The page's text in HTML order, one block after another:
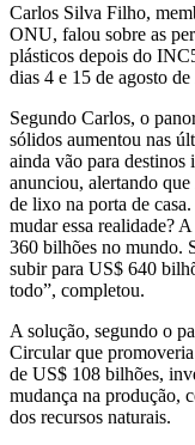
Carlos Silva Filho,
ONU, falou sobre as
plásticos depois do
dias 4 e 15 de agosto de
Segundo Carlos, o
sólidos aumentou nas
ainda vão para destinos
anunciou, alertando que
de lixo na porta de
mudar essa realidade?
360 bilhões no mundo.
subir para US$ 640
todo”, completou.
A solução, segundo o
Circular que
de US$ 108 bilhões,
mudança na produção,
dos recursos naturais.